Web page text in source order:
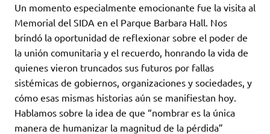
Un momento especialmente emocionante fue la visita al
Memorial del SIDA en el Parque Barbara Hall. Nos
brindó la oportunidad de reflexionar sobre el poder de
la unión comunitaria y el recuerdo, honrando la vida de
quienes vieron truncados sus futuros por fallas
sistémicas de gobiernos, organizaciones y sociedades, y
cómo esas mismas historias aún se manifiestan hoy.
Hablamos sobre la idea de que “nombrar es la única
manera de humanizar la magnitud de la pérdida”